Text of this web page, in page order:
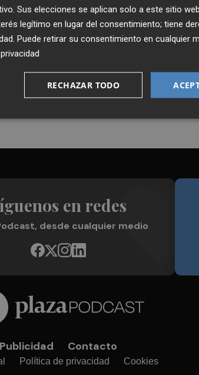
la actualidad de
en tu correo
en redes
desde cualquier medio
Publicidad Contacto
Política de privacidad Cookies
Sus elecciones se aplican solo a este sitio
legítimo en lugar del consentimiento; tiene
. Puede retirar su consentimiento en cualquier
RECHAZAR TODO